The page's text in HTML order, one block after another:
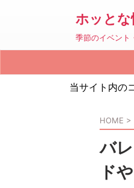
ホッとな
季節のイベント
当サイト内の
HOME >
バ
ド